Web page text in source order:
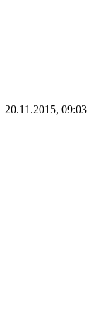
20.11.2015, 09:03